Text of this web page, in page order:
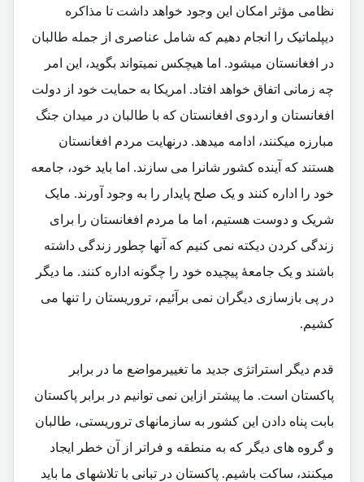
نظامی مؤثر امکان این وجود خواهد داشت تا مذاکره
دیپلماتیک را انجام دهیم که شامل عناصری از جمله طالبان
در افغانستان میشود. اما هیچکس نمیتواند بگوید، این امر
چه زمانی اتفاق خواهد افتاد. امریکا به حمایت خود از دولت
افغانستان و اردوی افغانستان که با طالبان در میدان جنگ
مبارزه میکنند، ادامه میدهد. درنهایت مردم افغانستان
هستند که آینده کشور شانرا می سازند. اما باید خود، جامعه
خود را اداره کنند و یک صلح پایدار را به وجود آورند. مایک
شریک و دوست هستیم، اما ما مردم افغانستان را برای
زندگی کردن دیکته نمی کنیم که آنها چطور زندگی داشته
باشند و یک جامعۀ پیچیده خود را چگونه اداره کنند. ما دیگر
در پی بازسازی دیگران نمی برآئیم، تروریستان را تنها می
کشیم.
قدم دیگر استراتژی جدید ما تغییرمواضع ما در برابر
پاکستان است. ما پیشتر ازاین نمی توانیم در برابر پاکستان
بابت پناه دادن این کشور به سازمانهای تروریستی، طالبان
و گروه های دیگر که به منطقه و فراتر از آن خطر ایجاد
میکنند، ساکت باشیم. پاکستان در تبانی با تلاشهای ما باید